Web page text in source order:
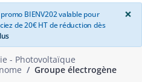
BIENV202 valable pour
de 20€ HT de réduction dès
×
- Photovoltaïque
Groupe électrogène